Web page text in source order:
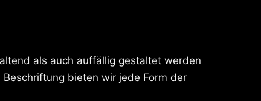
als auch auffällig gestaltet werden
bieten wir jede Form der